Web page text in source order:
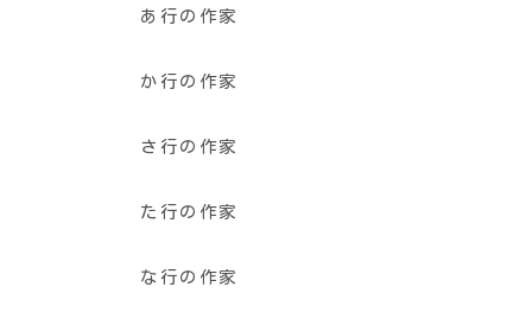
あ行の作家
か行の作家
さ行の作家
た行の作家
な行の作家